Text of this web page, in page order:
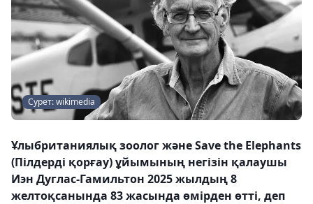
Сурет: wikimedia
Ұлыбританиялық зоолог және Save the Elephants
(Пілдерді қорғау) ұйымының негізін қалаушы
Иэн Дуглас-Гамильтон 2025 жылдың 8
желтоқсанында 83 жасында өмірден өтті, деп